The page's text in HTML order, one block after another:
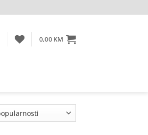
0,00 KM